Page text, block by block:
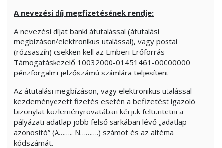
A nevezési díj megfizetésének rendje:
A nevezési díjat banki átutalással (átutalási
megbízáson/elektronikus utalással), vagy postai
(rózsaszín) csekken kell az Emberi Erőforrás
Támogatáskezelő 10032000-01451461-00000000
pénzforgalmi jelzőszámú számlára teljesíteni.
Az átutalási megbízáson, vagy elektronikus utalással
kezdeményezett fizetés esetén a befizetést igazoló
bizonylat közleményrovatában kérjük feltüntetni a
pályázati adatlap jobb felső sarkában lévő „adatlap-
azonosító” (A…….. N……….) számot és az altéma
kódszámát.